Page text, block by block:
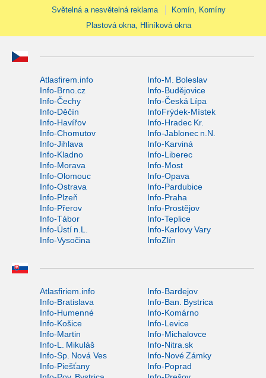
Světelná a nesvětelná reklama
Komín, Komíny
Plastová okna, Hliníková okna
Atlasfirem.info
Info-M. Boleslav
Info-Brno.cz
Info-Budějovice
Info-Čechy
Info-Česká Lípa
Info-Děčín
InfoFrýdek-Místek
Info-Havířov
Info-Hradec Kr.
Info-Chomutov
Info-Jablonec n.N.
Info-Jihlava
Info-Karviná
Info-Kladno
Info-Liberec
Info-Morava
Info-Most
Info-Olomouc
Info-Opava
Info-Ostrava
Info-Pardubice
Info-Plzeň
Info-Praha
Info-Přerov
Info-Prostějov
Info-Tábor
Info-Teplice
Info-Ústí n.L.
Info-Karlovy Vary
Info-Vysočina
InfoZlín
Atlasfiriem.info
Info-Bardejov
Info-Bratislava
Info-Ban. Bystrica
Info-Humenné
Info-Komárno
Info-Košice
Info-Levice
Info-Martin
Info-Michalovce
Info-L. Mikuláš
Info-Nitra.sk
Info-Sp. Nová Ves
Info-Nové Zámky
Info-Piešťany
Info-Poprad